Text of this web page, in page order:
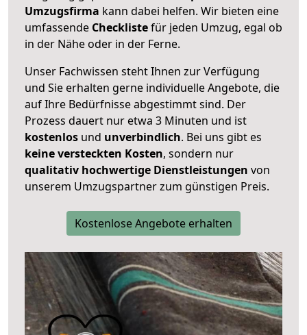
Umzugsfirma kann dabei helfen. Wir bieten eine
umfassende Checklistefür jeden Umzug, egal ob
in der Nähe oder in der Ferne.
Unser Fachwissen steht Ihnen zur Verfügung
und Sie erhalten gerne individuelle Angebote, die
auf Ihre Bedürfnisse abgestimmt sind. Der
Prozess dauert nur etwa 3 Minuten und ist
kostenlos und unverbindlich. Bei uns gibt es
keine versteckten Kosten, sondern nur
qualitativ hochwertige Dienstleistungen von
unserem Umzugspartner zum günstigen Preis.
Kostenlose Angebote erhalten